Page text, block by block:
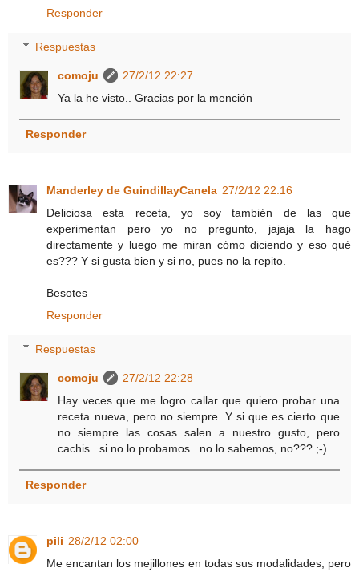
Responder
Respuestas
comoju
27/2/12 22:27
Ya la he visto.. Gracias por la mención
Responder
Manderley de GuindillayCanela 27/2/12 22:16
Deliciosa esta receta, yo soy también de las que
experimentan pero yo no pregunto, jajaja la hago
directamente y luego me miran cómo diciendo y eso qué
es??? Y si gusta bien y si no, pues no la repito.
Besotes
Responder
Respuestas
comoju
27/2/12 22:28
Hay veces que me logro callar que quiero probar una
receta nueva, pero no siempre. Y si que es cierto que
no siempre las cosas salen a nuestro gusto, pero
cachis.. si no lo probamos.. no lo sabemos, no??? ;-)
Responder
pili 28/2/12 02:00
Me encantan los mejillones en todas sus modalidades, pero